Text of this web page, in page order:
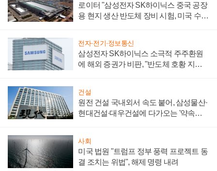
로이터 "삼성전자 SK하이닉스 중국 공장
용 현지 생산 반도체 장비 시험, 미국 수출
전자·전기·정보통신
삼성전자 SK하이닉스 소극적 주주환원
에 해외 증권가 비판, "반도체 호황 지속
건설
원전 건설 국내외서 속도 붙어, 삼성물산·
현대건설·대우건설에 다가오는 '약속의
사회
미국 법원 "트럼프 정부 풍력 프로젝트 동
결 조치는 위법", 해제 명령 내려